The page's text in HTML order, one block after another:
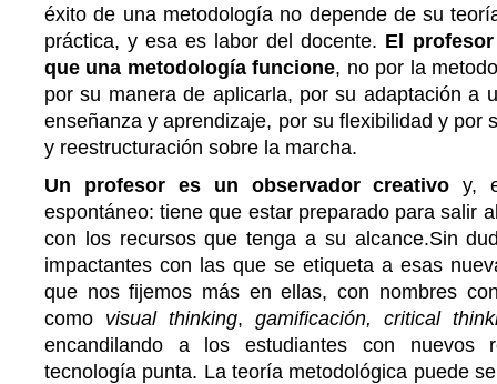
éxito de una metodología no depende de su
práctica, y esa es labor del docente. El
que una metodología funcione, no por la
por su manera de aplicarla, por su adaptación a
enseñanza y aprendizaje, por su flexibilidad y por
y reestructuración sobre la marcha.
Un profesor es un observador creativo y,
espontáneo: tiene que estar preparado para salir
con los recursos que tenga a su alcance.Sin
impactantes con las que se etiqueta a esas
que nos fijemos más en ellas, con nombres
como visual thinking, gamificación, critical
encandilando a los estudiantes con nuevos
tecnología punta. La teoría metodológica puede